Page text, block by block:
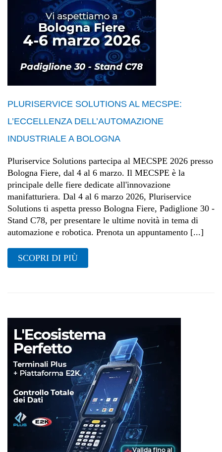
PLURISERVICE SOLUTIONS AL MECSPE:
L’ECCELLENZA DELL’AUTOMAZIONE
INDUSTRIALE A BOLOGNA
Pluriservice Solutions partecipa al MECSPE 2026 presso
Bologna Fiere, dal 4 al 6 marzo. Il MECSPE è la
principale delle fiere dedicate all'innovazione
manifatturiera. Dal 4 al 6 marzo 2026, Pluriservice
Solutions ti aspetta presso Bologna Fiere, Padiglione 30 -
Stand C78, per presentare le ultime novità in tema di
automazione e robotica. Prenota un appuntamento [...]
SCOPRI DI PIÙ